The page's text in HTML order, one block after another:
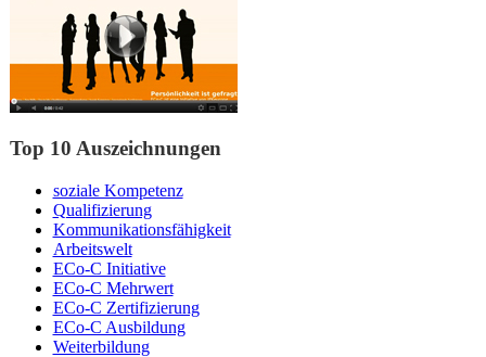
Top 10 Auszeichnungen
soziale Kompetenz
Qualifizierung
Kommunikationsfähigkeit
Arbeitswelt
ECo-C Initiative
ECo-C Mehrwert
ECo-C Zertifizierung
ECo-C Ausbildung
Weiterbildung